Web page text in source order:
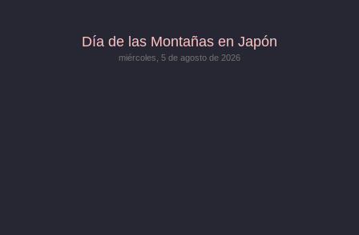
Día de las Montañas en Japón
miércoles, 5 de agosto de 2026